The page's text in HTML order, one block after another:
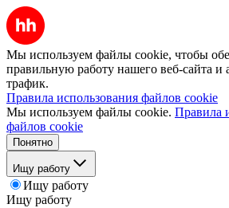
Мы используем файлы cookie, чтобы
правильную работу нашего веб-сайта и
трафик.
Правила использования файлов cookie
Мы используем файлы cookie. Правила
файлов cookie
Понятно
Ищу работу
Ищу работу
Ищу работу